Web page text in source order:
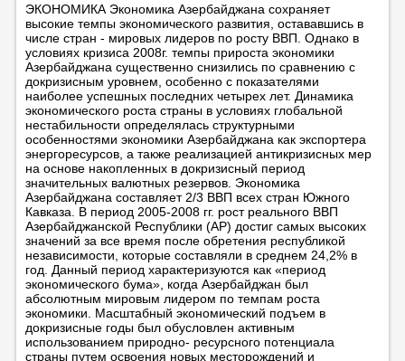
ЭКОНОМИКА Экономика Азербайджана сохраняет
высокие темпы экономического развития, остававшись в
числе стран - мировых лидеров по росту ВВП. Однако в
условиях кризиса 2008г. темпы прироста экономики
Азербайджана существенно снизились по сравнению с
докризисным уровнем, особенно с показателями
наиболее успешных последних четырех лет. Динамика
экономического роста страны в условиях глобальной
нестабильности определялась структурными
особенностями экономики Азербайджана как экспортера
энергоресурсов, а также реализацией антикризисных мер
на основе накопленных в докризисный период
значительных валютных резервов. Экономика
Азербайджана составляет 2/3 ВВП всех стран Южного
Кавказа. В период 2005-2008 гг. рост реального ВВП
Азербайджанской Республики (АР) достиг самых высоких
значений за все время после обретения республикой
независимости, которые составляли в среднем 24,2% в
год. Данный период характеризуются как «период
экономического бума», когда Азербайджан был
абсолютным мировым лидером по темпам роста
экономики. Масштабный экономический подъем в
докризисные годы был обусловлен активным
использованием природно- ресурсного потенциала
страны путем освоения новых месторождений и